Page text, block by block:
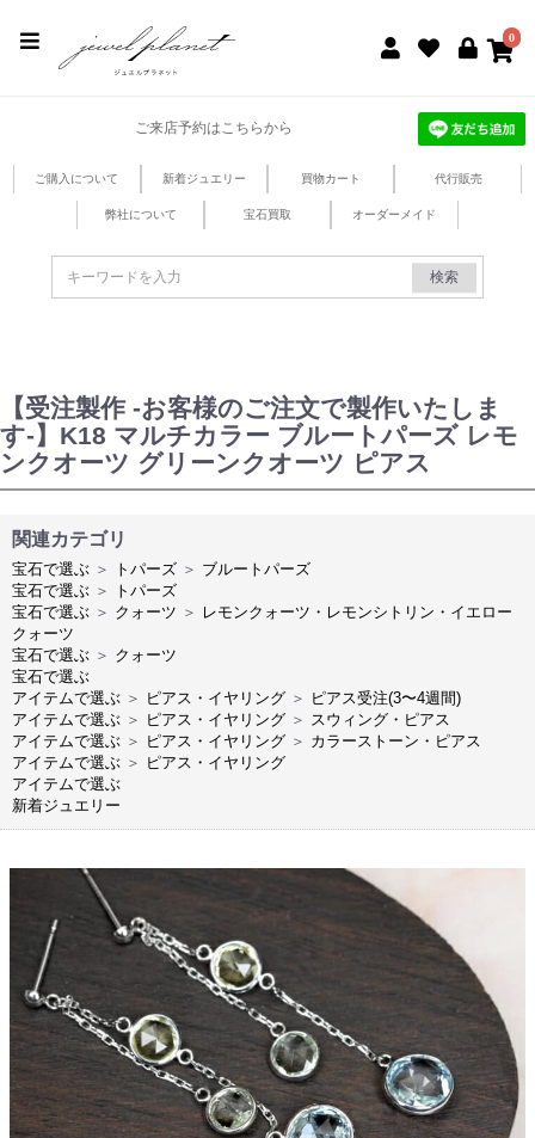
0
ご来店予約はこちらから
ご購入について 新着ジュエリー 買物カート 代行販売
弊社について 宝石買取 オーダーメイド
検索
【受注製作 -お客様のご注文で製作いたしま
す-】K18 マルチカラー ブルートパーズ レモ
ンクオーツ グリーンクオーツ ピアス
関連カテゴリ
宝石で選ぶ ＞ トパーズ ＞ ブルートパーズ
宝石で選ぶ ＞
トパーズ
宝石で選ぶ ＞ クォーツ ＞ レモンクォーツ・レモンシトリン・イエロー
クォーツ
宝石で選ぶ ＞ クォーツ
宝石で選ぶ
アイテムで選ぶ ＞ ピアス・イヤリング ＞ ピアス受注(3〜4週間)
アイテムで選ぶ ＞ ピアス・イヤリング ＞ スウィング・ピアス
アイテムで選ぶ ＞ ピアス・イヤリング ＞ カラーストーン・ピアス
アイテムで選ぶ ＞ ピアス・イヤリング
アイテムで選ぶ
新着ジュエリー